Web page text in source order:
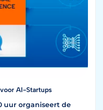
AI-Startups
uur organiseert de